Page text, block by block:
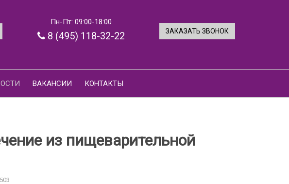
Пн-Пт: 09:00-18:00
8 (495) 118-32-22 ЗАКАЗАТЬ ЗВОНОК
ВАКАНСИИ КОНТАКТЫ
из пищеварительной